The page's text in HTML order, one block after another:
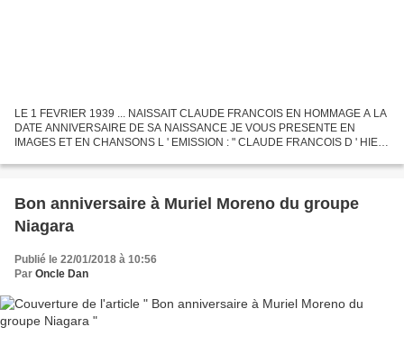
LE 1 FEVRIER 1939 ... NAISSAIT CLAUDE FRANCOIS EN HOMMAGE A LA
DATE ANNIVERSAIRE DE SA NAISSANCE JE VOUS PRESENTE EN
IMAGES ET EN CHANSONS L ' EMISSION : " CLAUDE FRANCOIS D ' HIER
CHANSONS DE...
Bon anniversaire à Muriel Moreno du groupe
Niagara
Publié le 22/01/2018 à 10:56
Par Oncle Dan